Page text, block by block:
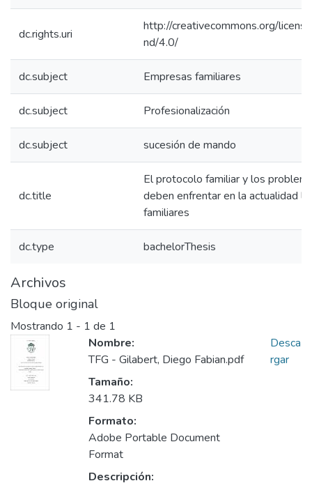
dc.rights.uri
http://creativecommons.org/
nd/4.0/
dc.subject Empresas familiares
dc.subject Profesionalización
dc.subject sucesión de mando
dc.title
El protocolo familiar y los
deben enfrentar en la actualidad
familiares
dc.type bachelorThesis
Archivos
Bloque original
Mostrando 1 - 1 de 1
Nombre:
TFG - Gilabert, Diego Fabian.pdf
Tamaño:
341.78 KB
Formato:
Adobe Portable Document
Format
Descripción:
Desca
rgar